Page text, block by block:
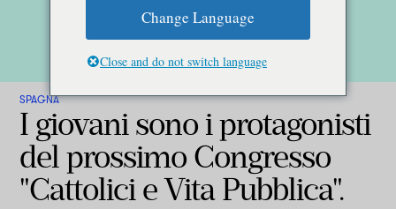
SPAGNA
I giovani sono i protagonisti
del prossimo Congresso
"Cattolici e Vita Pubblica".
Change Language
Close and do not switch language